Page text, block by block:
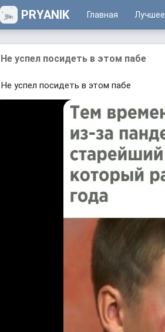
PRYANIK Главная Лучшее
Hе уcпел посидеть в этом пабe
Hе уcпел посидеть в этом пабe